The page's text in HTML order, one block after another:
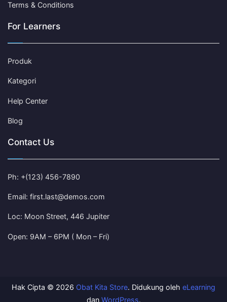
Terms & Conditions
For Learners
Produk
Kategori
Help Center
Blog
Contact Us
Ph: +(123) 456-7890
Email: first.last@demos.com
Loc: Moon Street, 446 Jupiter
Open: 9AM – 6PM ( Mon – Fri)
Hak Cipta © 2026 Obat Kita Store. Didukung oleh eLearning
dan WordPress.